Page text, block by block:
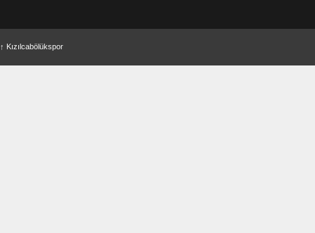
↑ Kızılcabölükspor